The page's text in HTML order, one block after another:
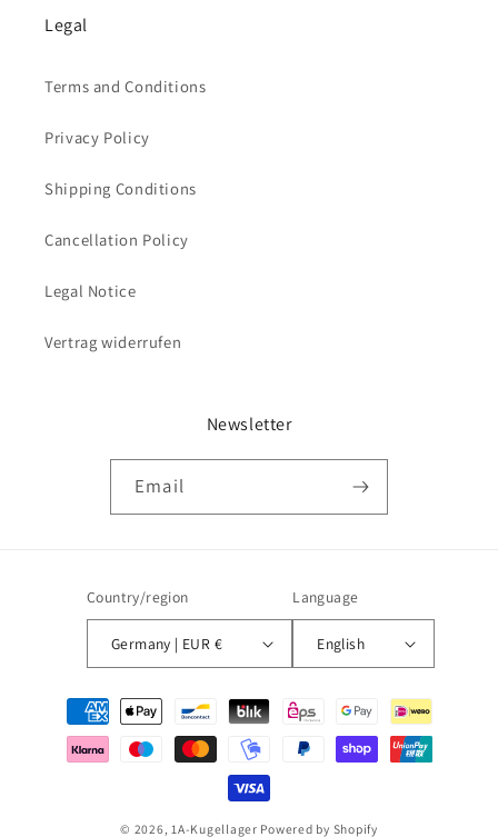
Legal
Terms and Conditions
Privacy Policy
Shipping Conditions
Cancellation Policy
Legal Notice
Vertrag widerrufen
Newsletter
Email
Country/region
Germany | EUR €
Language
English
Payment
methods
© 2026,1A-Kugellager Powered by Shopify